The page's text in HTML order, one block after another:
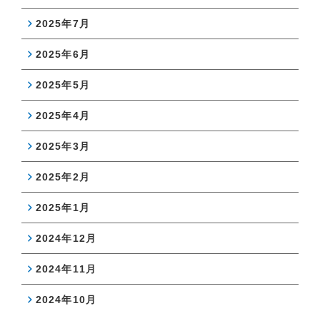
2025年7月
2025年6月
2025年5月
2025年4月
2025年3月
2025年2月
2025年1月
2024年12月
2024年11月
2024年10月